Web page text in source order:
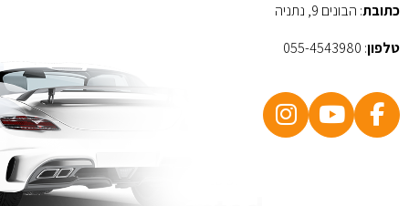
כתובת: הבונים 9, נתניה
טלפון:
055-4543980